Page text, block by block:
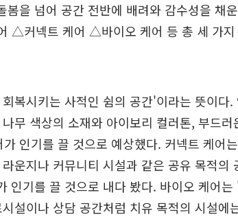
봄을 넘어 공간 전반에 배려와 감수성을 채
△커넥트 케어 △바이오 케어 등 총 세 가지
복시키는 사적인 쉼의 공간'이라는 뜻이다
나무 색상의 소재와 아이보리 컬러톤, 부드
인기를 끌 것으로 예상했다. 커넥트 케어
운지나 커뮤니티 시설과 같은 공유 목적의
인기를 끌 것으로 내다 봤다. 바이오 케어
설이나 상담 공간처럼 치유 목적의 시설에